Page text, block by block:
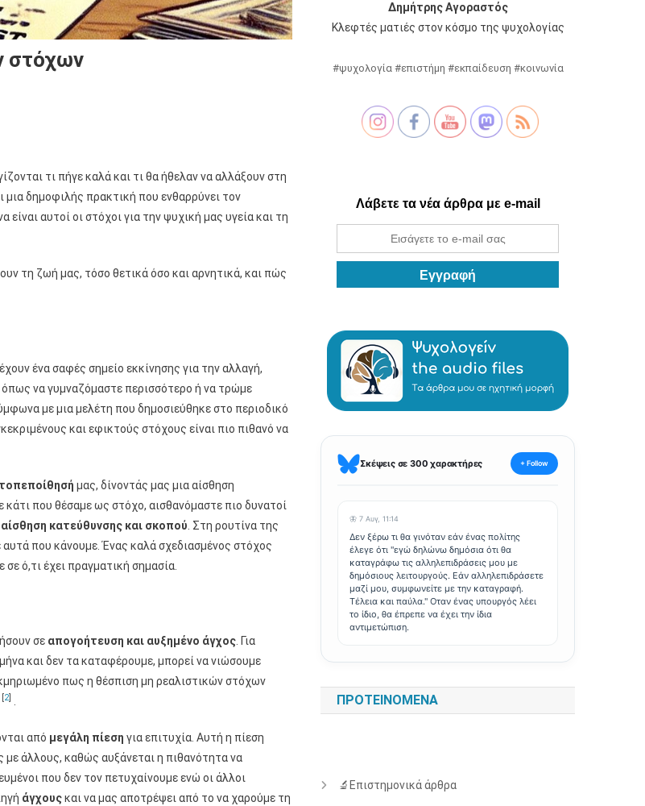
στόχων
τι πήγε καλά και τι θα ήθελαν να αλλάξουν στη
δημοφιλής πρακτική που ενθαρρύνει τον
αυτοί οι στόχοι για την ψυχική μας υγεία και τη
τη ζωή μας, τόσο θετικά όσο και αρνητικά, και πώς
ένα σαφές σημείο εκκίνησης για την αλλαγή,
όπως να γυμναζόμαστε περισσότερο ή να τρώμε
με μια μελέτη που δημοσιεύθηκε στο περιοδικό
και εφικτούς στόχους είναι πιο πιθανό να
μας, δίνοντάς μας μια αίσθηση
που θέσαμε ως στόχο, αισθανόμαστε πιο δυνατοί
αίσθηση κατεύθυνσης και σκοπού . Στη ρουτίνα της
που κάνουμε. Ένας καλά σχεδιασμένος στόχος
ό,τι έχει πραγματική σημασία.
σε απογοήτευση και αυξημένο άγχος . Για
και δεν τα καταφέρουμε, μπορεί να νιώσουμε
πως η θέσπιση μη ρεαλιστικών στόχων
2]
από μεγάλη πίεση για επιτυχία. Αυτή η πίεση
με άλλους, καθώς αυξάνεται η πιθανότητα να
που δεν τον πετυχαίνουμε ενώ οι άλλοι
άγχουςκαι να μας αποτρέψει από το να χαρούμε τη
Δημήτρης Αγοραστός
Κλεφτές ματιές στον κόσμο της ψυχολογίας
#ψυχολογία #επιστήμη #εκπαίδευση #κοινωνία
Λάβετε τα νέα άρθρα με e-mail
Σκέψεις σε 300 χαρακτήρες + Follow
🦋 7 Αυγ, 11:14
Δεν ξέρω τι θα γινόταν εάν ένας πολίτης
έλεγε ότι "εγώ δηλώνω δημόσια ότι θα
καταγράφω τις αλληλεπιδράσεις μου με
δημόσιους λειτουργούς. Εάν αλληλεπιδράσετε
μαζί μου, συμφωνείτε με την καταγραφή.
Τέλεια και παύλα." Οταν ένας υπουργός λέει
το ίδιο, θα έπρεπε να έχει την ίδια
αντιμετώπιση.
ΠΡΟΤΕΙΝΌΜΕΝΑ
🔬Επιστημονικά άρθρα